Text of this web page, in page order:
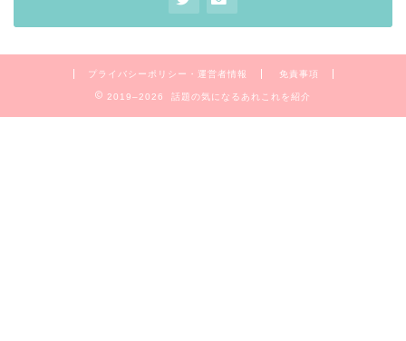
プライバシーポリシー・運営者情報 免責事項
2019–2026 話題の気になるあれこれを紹介